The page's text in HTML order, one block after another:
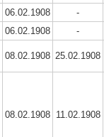
06.02.1908
-
06.02.1908
-
08.02.1908 25.02.1908
08.02.1908 11.02.1908